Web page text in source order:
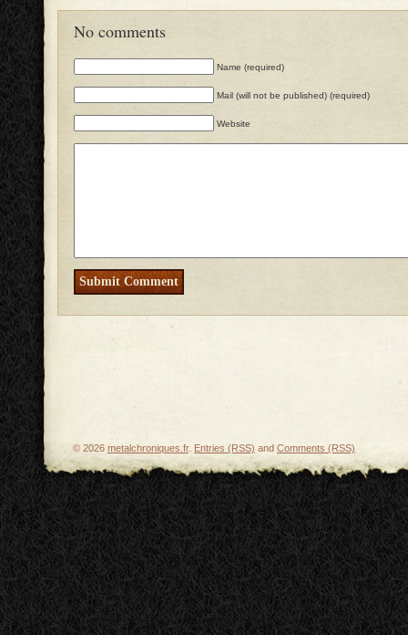
No comments
Name (required)
Mail (will not be published) (required)
Website
© 2026 metalchroniques.fr. Entries (RSS) and Comments (RSS)